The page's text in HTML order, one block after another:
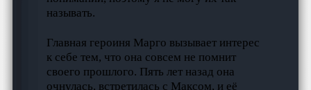
называть.
Главная героиня Марго вызывает интерес
к себе тем, что она совсем не помнит
своего прошлого. Пять лет назад она
очнулась, встретилась с Максом, и её